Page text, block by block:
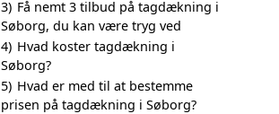
3) Få nemt 3 tilbud på tagdækning i
Søborg, du kan være tryg ved
4) Hvad koster tagdækning i
Søborg?
5) Hvad er med til at bestemme
prisen på tagdækning i Søborg?